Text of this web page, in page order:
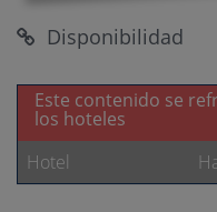
Disponibilidad
Este contenido se
los hoteles
Hotel